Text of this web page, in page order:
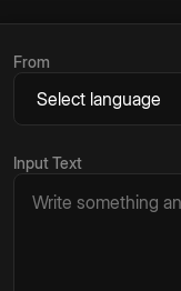
From
Input Text